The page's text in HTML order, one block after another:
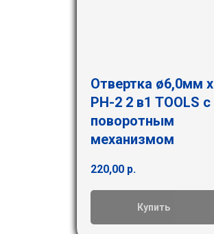
Отвертка ø6,0мм х
РН-2 2 в1 TOOLS с
поворотным
механизмом
220,00 р.
Купить